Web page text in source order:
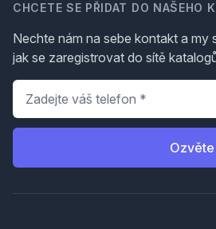
CHCETE SE PŘIDAT DO NAŠEHO
Nechte nám na sebe kontakt a
jak se zaregistrovat do sítě
Telefon